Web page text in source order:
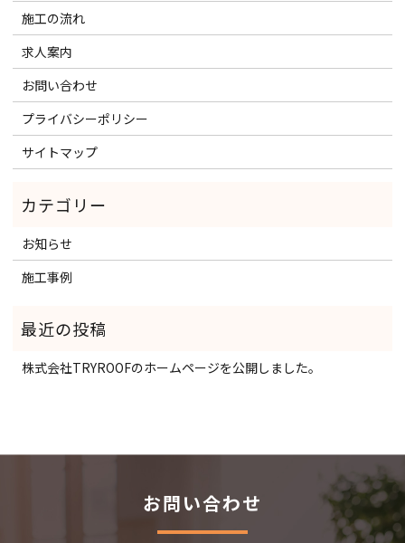
施工の流れ
求人案内
お問い合わせ
プライバシーポリシー
サイトマップ
お知らせ
施工事例
株式会社TRYROOFのホームページを公開しました。
お問い合わせ